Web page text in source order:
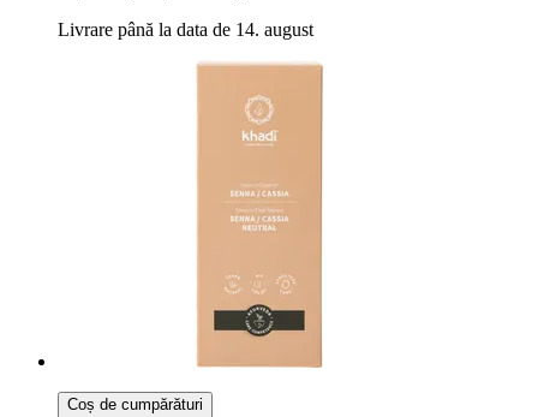
Livrare până la data de 14. august
Coș de cumpărături